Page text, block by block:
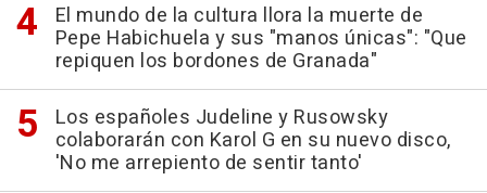
El mundo de la cultura llora la muerte de
Pepe Habichuela y sus "manos únicas": "Que
repiquen los bordones de Granada"
Los españoles Judeline y Rusowsky
colaborarán con Karol G en su nuevo disco,
'No me arrepiento de sentir tanto'